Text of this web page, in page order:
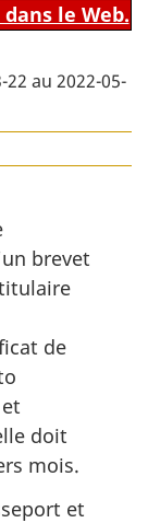
le Web.
au 2022-05-
brevet
de
doit
mois.
et